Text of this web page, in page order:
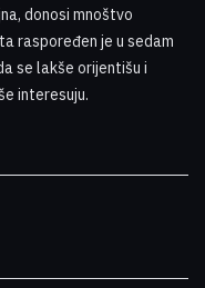
donosi mnoštvo
raspoređen je u sedam
se lakše orijentišu i
interesuju.